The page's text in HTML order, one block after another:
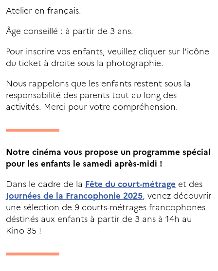
Atelier en français.
Âge conseillé : à partir de 3 ans.
Pour inscrire vos enfants, veuillez cliquer sur l'icône
du ticket à droite sous la photographie.
Nous rappelons que les enfants restent sous la
responsabilité des parents tout au long des
activités. Merci pour votre compréhension.
Notre cinéma vous propose un programme spécial
pour les enfants le samedi après-midi !
Dans le cadre de la Fête du court-métrage et des
Journées de la Francophonie 2025, venez découvrir
une sélection de 9 courts-métrages francophones
déstinés aux enfants à partir de 3 ans à 14h au
Kino 35 !